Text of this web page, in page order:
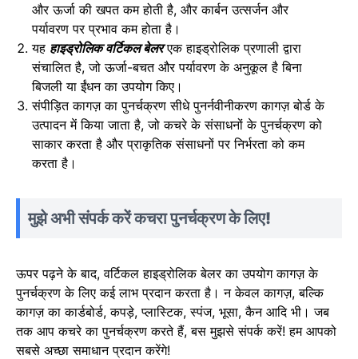
और ऊर्जा की खपत कम होती है, और कार्बन उत्सर्जन और
पर्यावरण पर प्रभाव कम होता है।
यह हाइड्रोलिक वर्टिकल बेलरएक हाइड्रोलिक प्रणाली द्वारा
संचालित है, जो ऊर्जा-बचत और पर्यावरण के अनुकूल है बिना
बिजली या ईंधन का उपयोग किए।
संपीड़ित कागज़ का पुनर्चक्रण सीधे पुनर्नवीनीकरण कागज़ बोर्ड के
उत्पादन में किया जाता है, जो कचरे के संसाधनों के पुनर्चक्रण को
साकार करता है और प्राकृतिक संसाधनों पर निर्भरता को कम
करता है।
मुझे अभी संपर्क करें कचरा पुनर्चक्रण के लिए!
ऊपर पढ़ने के बाद, वर्टिकल हाइड्रोलिक बेलर का उपयोग कागज़ के
पुनर्चक्रण के लिए कई लाभ प्रदान करता है। न केवल कागज़, बल्कि
कागज़ का कार्डबोर्ड, कपड़े, प्लास्टिक, स्पंज, भूसा, कैन आदि भी। जब
तक आप कचरे का पुनर्चक्रण करते हैं, बस मुझसे संपर्क करें! हम आपको
सबसे अच्छा समाधान प्रदान करेंगे!